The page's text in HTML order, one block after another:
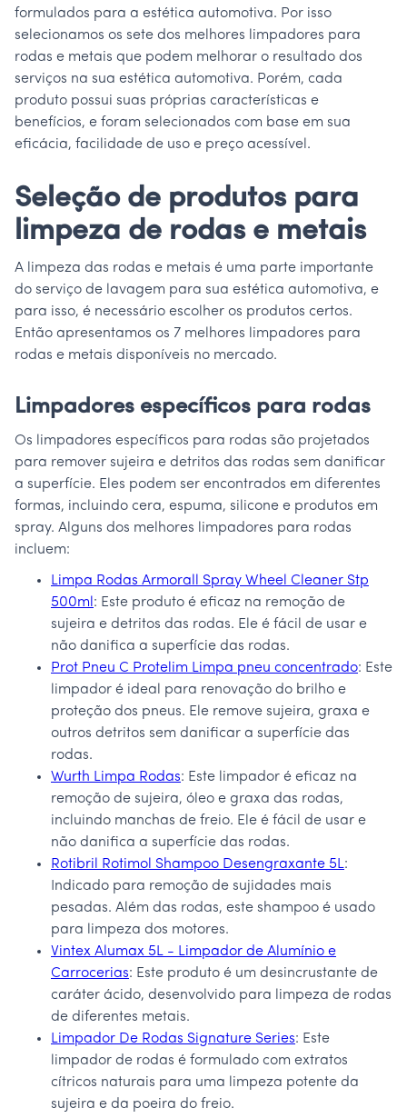
formulados para a estética automotiva. Por isso
selecionamos os sete dos melhores limpadores para
rodas e metais que podem melhorar o resultado dos
serviços na sua estética automotiva. Porém, cada
produto possui suas próprias características e
benefícios, e foram selecionados com base em sua
eficácia, facilidade de uso e preço acessível.
Seleção de produtos para
limpeza de rodas e metais
A limpeza das rodas e metais é uma parte importante
do serviço de lavagem para sua estética automotiva, e
para isso, é necessário escolher os produtos certos.
Então apresentamos os 7 melhores limpadores para
rodas e metais disponíveis no mercado.
Limpadores específicos para rodas
Os limpadores específicos para rodas são projetados
para remover sujeira e detritos das rodas sem danificar
a superfície. Eles podem ser encontrados em diferentes
formas, incluindo cera, espuma, silicone e produtos em
spray. Alguns dos melhores limpadores para rodas
incluem:
Limpa Rodas Armorall Spray Wheel Cleaner Stp
500ml : Este produto é eficaz na remoção de
sujeira e detritos das rodas. Ele é fácil de usar e
não danifica a superfície das rodas.
Prot Pneu C Protelim Limpa pneu concentrado: Este
limpador é ideal para renovação do brilho e
proteção dos pneus. Ele remove sujeira, graxa e
outros detritos sem danificar a superfície das
rodas.
Wurth Limpa Rodas: Este limpador é eficaz na
remoção de sujeira, óleo e graxa das rodas,
incluindo manchas de freio. Ele é fácil de usar e
não danifica a superfície das rodas.
Rotibril Rotimol Shampoo Desengraxante 5L:
Indicado para remoção de sujidades mais
pesadas. Além das rodas, este shampoo é usado
para limpeza dos motores.
Vintex Alumax 5L - Limpador de Alumínio e
Carrocerias: Este produto é um desincrustante de
caráter ácido, desenvolvido para limpeza de rodas
de diferentes metais.
Limpador De Rodas Signature Series: Este
limpador de rodas é formulado com extratos
cítricos naturais para uma limpeza potente da
sujeira e da poeira do freio.